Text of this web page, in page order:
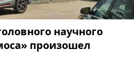
научного
произошел